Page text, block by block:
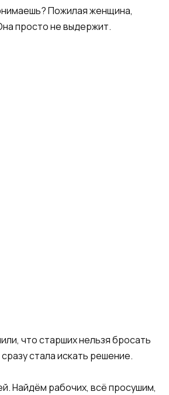
Пожилая женщина,
просто не выдержит.
что старших нельзя бросать
стала искать решение.
Найдём рабочих, всё просушим,